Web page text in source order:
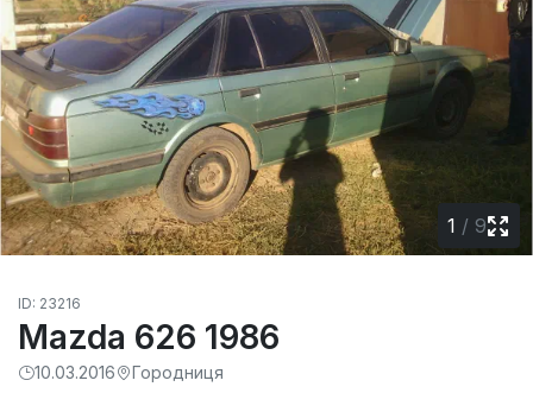
1 / 9
ID: 23216
Mazda 626 1986
10.03.2016 Городниця